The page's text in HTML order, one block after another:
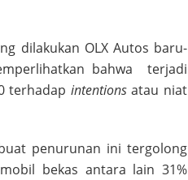
dilakukan OLX Autos baru-
bahwa terjadi
terhadap intentionsatau niat
penurunan ini tergolong
bekas antara lain 31%